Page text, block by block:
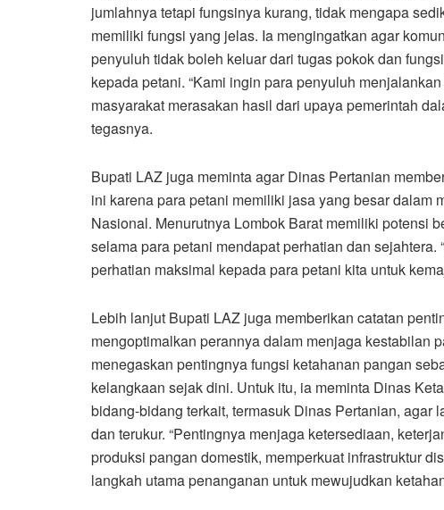
jumlahnya tetapi fungsinya kurang, tidak mengapa
memiliki fungsi yang jelas. Ia mengingatkan agar
penyuluh tidak boleh keluar dari tugas pokok dan
kepada petani. “Kami ingin para penyuluh
masyarakat merasakan hasil dari upaya pemerintah
tegasnya.
Bupati LAZ juga meminta agar Dinas Pertanian
ini karena para petani memiliki jasa yang besar dalam
Nasional. Menurutnya Lombok Barat memiliki potensi
selama para petani mendapat perhatian dan
perhatian maksimal kepada para petani kita untuk
Lebih lanjut Bupati LAZ juga memberikan catatan
mengoptimalkan perannya dalam menjaga kestabilan
menegaskan pentingnya fungsi ketahanan pangan
kelangkaan sejak dini. Untuk itu, ia meminta Dinas
bidang-bidang terkait, termasuk Dinas Pertanian,
dan terukur. “Pentingnya menjaga ketersediaan,
produksi pangan domestik, memperkuat infrastruktur
langkah utama penanganan untuk mewujudkan